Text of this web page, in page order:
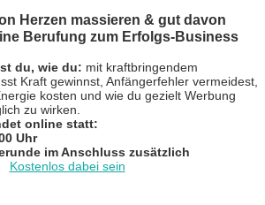
Herzen massieren & gut davon
Berufung zum Erfolgs-Business
du, wie du: mit kraftbringendem
Kraft gewinnst, Anfängerfehler vermeidest,
kosten und wie du gezielt Werbung
zu wirken.
online statt:
Uhr
im Anschluss zusätzlich
Kostenlos dabei sein